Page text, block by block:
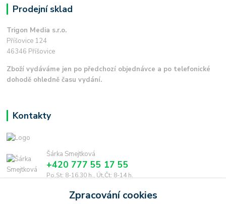
Prodejní sklad
Trigon Media s.r.o.
Příšovice 124
46346 Příšovice
Zboží vydáváme jen po předchozí objednávce a po telefonické
dohodě ohledně času vydání.
Kontakty
Šárka Smejtková
+420 777 55 17 55
Po,St: 8-16.30 h., Út,Čt: 8-14 h.
smejtkova@trigonmedia.czZpracování cookies